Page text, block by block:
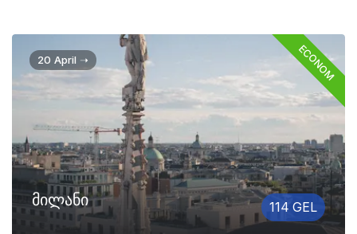
20 April ➝ ECONOM
მილანი 114 GEL